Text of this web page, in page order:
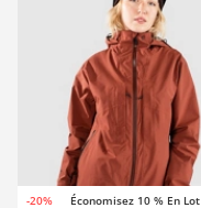
-20%
Économisez 10 % En Lot